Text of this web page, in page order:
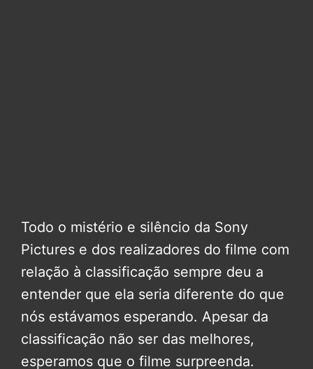
Todo o mistério e silêncio da Sony
Pictures e dos realizadores do filme com
relação à classificação sempre deu a
entender que ela seria diferente do que
nós estávamos esperando. Apesar da
classificação não ser das melhores,
esperamos que o filme surpreenda.